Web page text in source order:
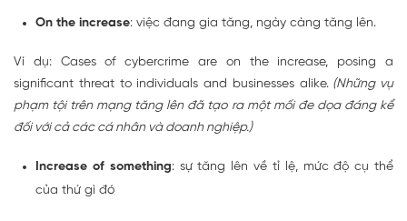
On the increase: việc đang gia tăng, ngày càng tăng lên.
Ví dụ: Cases of cybercrime are on the increase, posing a
significant threat to individuals and businesses alike.(Những vụ
phạm tội trên mạng tăng lên đã tạo ra một mối đe dọa đáng kể
đối với cả các cá nhân và doanh nghiệp.)
Increase of something: sự tăng lên về tỉ lệ, mức độ cụ thể
của thứ gì đó